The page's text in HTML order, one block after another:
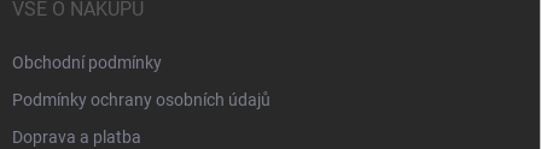
VŠE O NÁKUPU
Obchodní podmínky
Podmínky ochrany osobních údajů
Doprava a platba